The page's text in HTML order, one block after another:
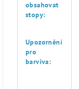
obsahovat
stopy:
Upozornění
pro
barviva: